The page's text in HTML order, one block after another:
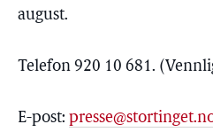
august.
Telefon 920 10 681.
E-post: